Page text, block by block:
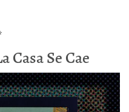
Casa Se Cae